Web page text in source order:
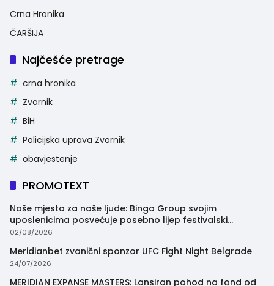
Crna Hronika
ČARŠIJA
Najčešće pretrage
crna hronika
Zvornik
BiH
Policijska uprava Zvornik
obavjestenje
PROMOTEXT
Naše mjesto za naše ljude: Bingo Group svojim
uposlenicima posvećuje posebno lijep festivalski
trenutak
02/08/2026
Meridianbet zvanični sponzor UFC Fight Night Belgrade
24/07/2026
MERIDIAN EXPANSE MASTERS: Lansiran pohod na fond od